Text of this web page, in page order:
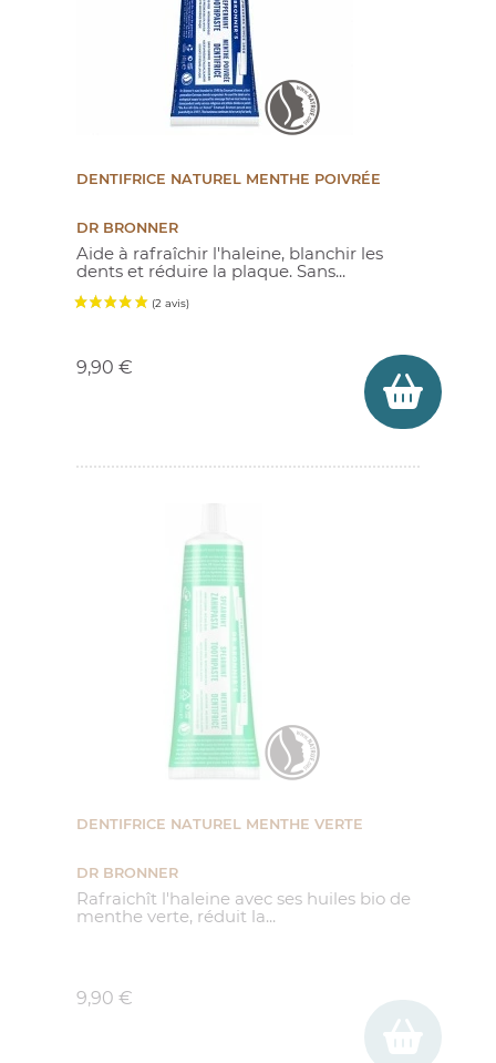
(1 avis)
DENTIFRICE NATUREL MENTHE POIVRÉE
DR BRONNER
Aide à rafraîchir l'haleine, blanchir les
dents et réduire la plaque. Sans...
9,90 €
DENTIFRICE NATUREL MENTHE VERTE
DR BRONNER
Rafraichît l'haleine avec ses huiles bio de
menthe verte, réduit la...
9,90 €